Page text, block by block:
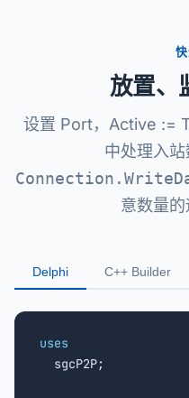
放置、
设置 Port，Active :=
中处理入
意数量的
Delphi C++ Builder
uses
sgcP2P;